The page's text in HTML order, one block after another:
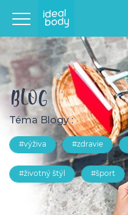
BLOG
Téma Blogy :
#výživa #zdravie
#životný štýl #šport